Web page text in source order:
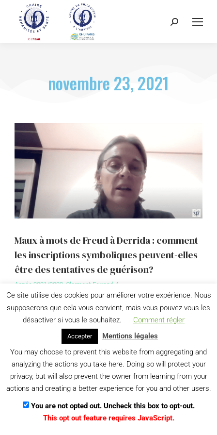
novembre 23, 2021
Maux à mots de Freud à Derrida : comment
les inscriptions symboliques peuvent-elles
être des tentatives de guérison?
Année 2021/2022 Clermont-Ferrand-4
Nous partirons de la notion de construction telle
qu’élaborée par Sigmund Freud dès l’aube de la
psychanalyse et jusqu’à ses derniers écrits, construction
View details
Menu
Ce site utilise des cookies pour améliorer votre expérience. Nous
supposerons que cela vous convient, mais vous pouvez vous les
désactiver si vous le souhaitez.
Comment régler
Accepter
Mentions légales
You may choose to prevent this website from aggregating and
analyzing the actions you take here. Doing so will protect your
privacy, but will also prevent the owner from learning from your
actions and creating a better experience for you and other users.
You are not opted out. Uncheck this box to opt-out.
This opt out feature requires JavaScript.